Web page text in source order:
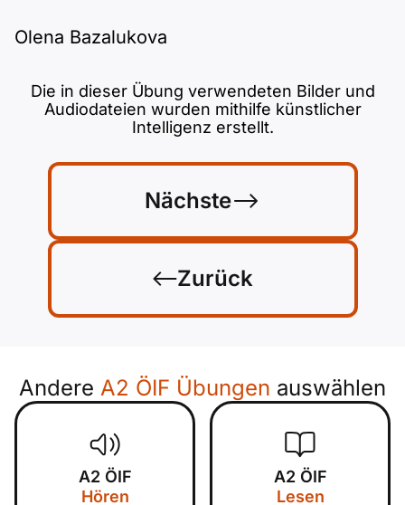
Olena Bazalukova
Zurück
Nächste
Die in dieser Übung verwendeten Bilder und
Audiodateien wurden mithilfe künstlicher
Intelligenz erstellt.
Andere A2 ÖIF Übungen auswählen
A2 ÖIF
Hören
A2 ÖIF
Lesen